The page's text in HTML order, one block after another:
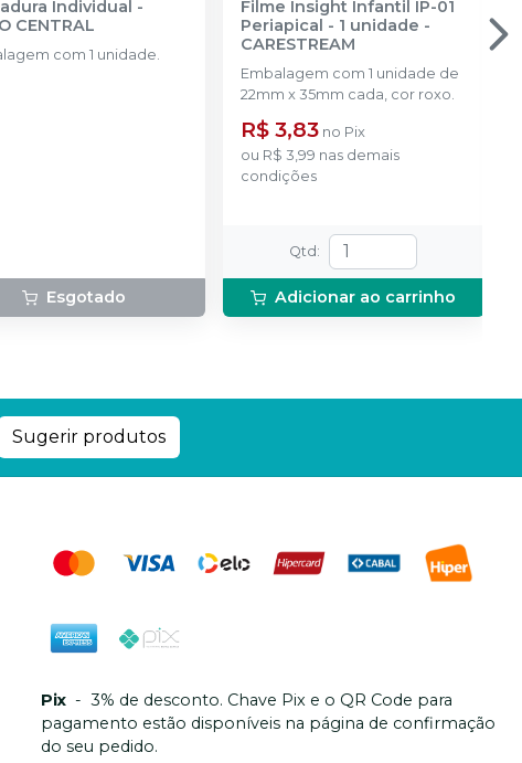
Individual -
CENTRAL
com 1 unidade.
Esgotado
Filme Insight Infantil IP-01
Periapical - 1 unidade -
CARESTREAM
Embalagem com 1 unidade de
22mm x 35mm cada, cor roxo.
R$ 3,83 no Pix
ou R$ 3,99 nas demais
condições
Qtd :
Adicionar ao carrinho
Sugerir produtos
Pix - 3% de desconto. Chave Pix e o QR Code para
pagamento estão disponíveis na página de confirmação
do seu pedido.